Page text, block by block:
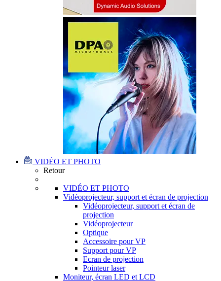
VIDÉO ET PHOTO
Retour
VIDÉO ET PHOTO
Vidéoprojecteur, support et écran de projection
Vidéoprojecteur, support et écran de
projection
Vidéoprojecteur
Optique
Accessoire pour VP
Support pour VP
Ecran de projection
Pointeur laser
Moniteur, écran LED et LCD